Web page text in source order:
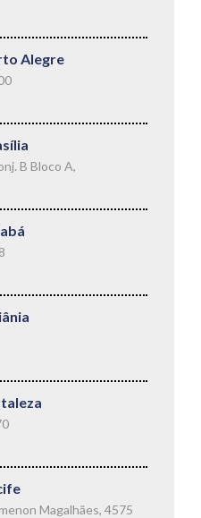
Alegre
B Bloco A,
Magalhães, 4575